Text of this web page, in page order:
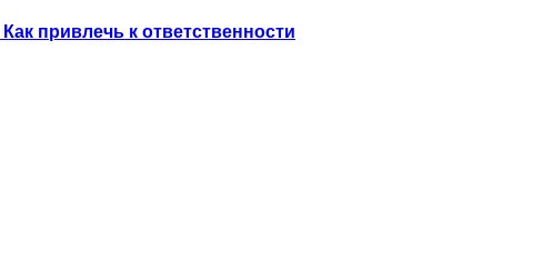
Как привлечь к ответственности